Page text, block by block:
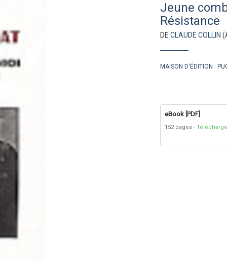
Jeune
Résistance
DE CLAUDE COLLIN
MAISON D'ÉDITION :
eBook [PDF]
152 pages